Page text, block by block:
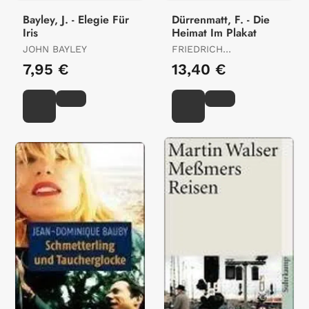
Bayley, J. - Elegie Für
Iris
JOHN BAYLEY
7,95 €
Dürrenmatt, F. - Die
Heimat Im Plakat
FRIEDRICH
13,40 €